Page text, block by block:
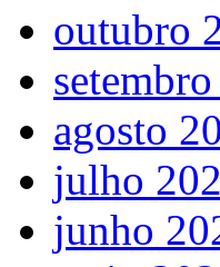
outubro
agosto
julho
junho